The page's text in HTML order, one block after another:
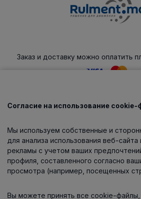
Заказ и доставку можно оплатить
Каталог
О компании
Информация
Согласие на использование cookie-
Мы используем собственные и
для анализа использования веб-сайта
рекламы с учетом ваших
профиля, составленного согласно
просмотра (например, посещенных
Вы можете принять все cookie-файлы,